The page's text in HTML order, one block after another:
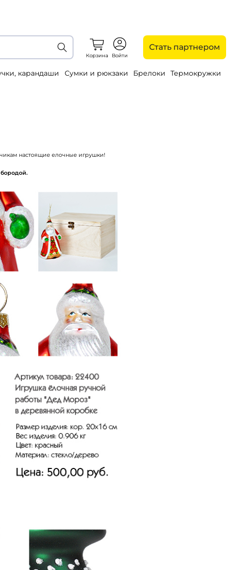
Корзина Войти
Стать партнером
карандаши Сумки и рюкзаки Брелоки
Термокружки
настоящие елочные игрушки!